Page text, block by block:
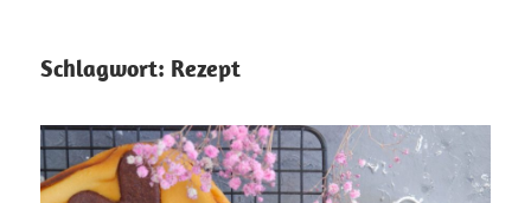
Mein
Food-
und
Schlagwort: Rezept